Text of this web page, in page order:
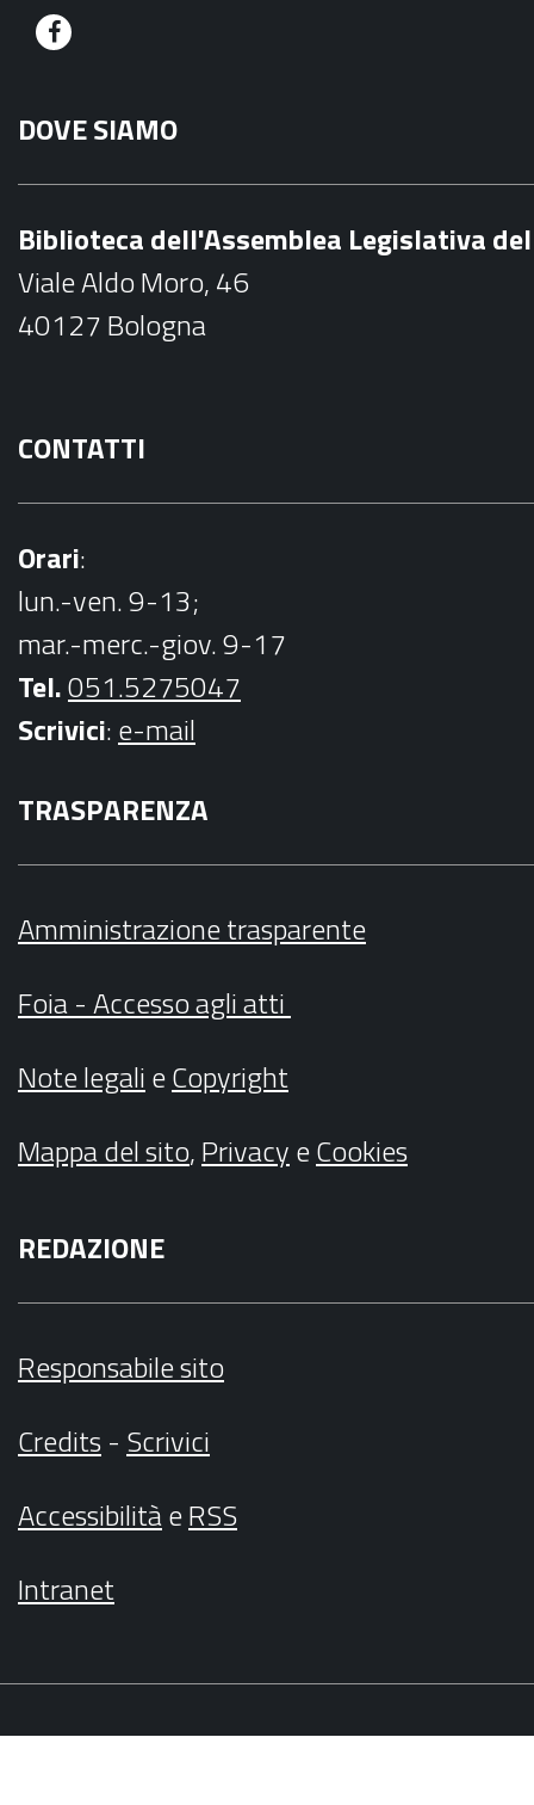
F
c
e
o
k
DOVE SIAMO
Biblioteca dell'Assemblea Legislativa
Viale Aldo Moro, 46
40127 Bologna
CONTATTI
Orari:
lun.-ven. 9-13;
mar.-merc.-giov. 9-17
Tel.051.5275047
Scrivici:e-mail
TRASPARENZA
Amministrazione trasparente
Foia - Accesso agli atti
Note legalieCopyright
Mappa del sito,PrivacyeCookies
REDAZIONE
Responsabile sito
Credits- Scrivici
AccessibilitàeRSS
Intranet